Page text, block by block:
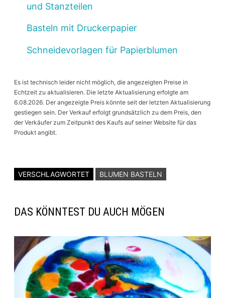
und Stanzteilen
Basteln mit Druckerpapier
Schneidevorlagen für Papierblumen
Es ist technisch leider nicht möglich, die angezeigten Preise in
Echtzeit zu aktualisieren. Die letzte Aktualisierung erfolgte am
6.08.2026. Der angezeigte Preis könnte seit der letzten Aktualisierung
gestiegen sein. Der Verkauf erfolgt grundsätzlich zu dem Preis, den
der Verkäufer zum Zeitpunkt des Kaufs auf seiner Website für das
Produkt angibt.
VERSCHLAGWORTET BLUMEN BASTELN
DAS KÖNNTEST DU AUCH MÖGEN